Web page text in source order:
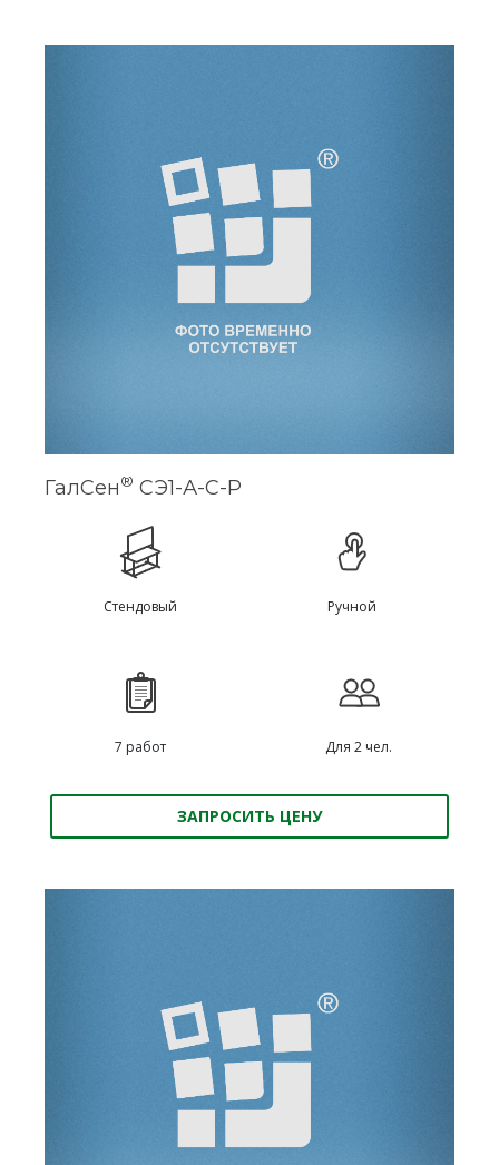
ГалСен® СЭ1-А-С-Р
Стендовый Ручной
7 работ Для 2 чел.
ЗАПРОСИТЬ ЦЕНУ